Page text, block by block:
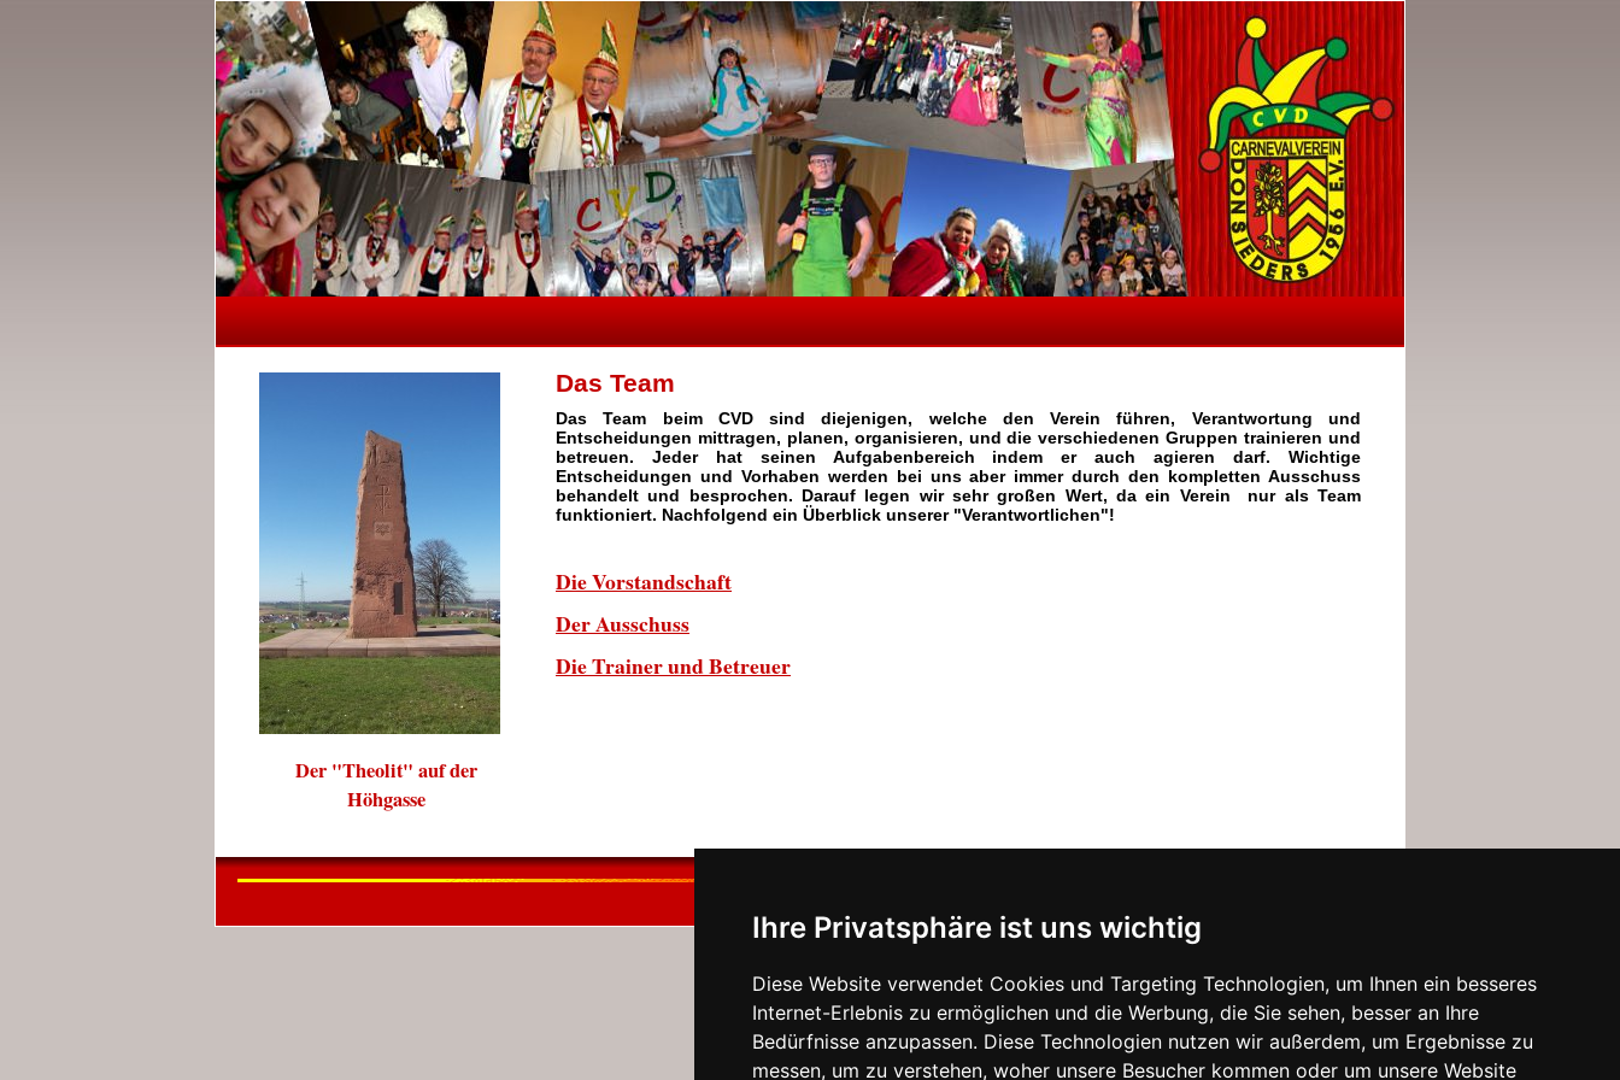
Ihre Privatsphäre ist uns wichtig
Diese Website verwendet Cookies und Targeting Technologien, um Ihnen ein besseres
Internet-Erlebnis zu ermöglichen und die Werbung, die Sie sehen, besser an Ihre
Bedürfnisse anzupassen. Diese Technologien nutzen wir außerdem, um Ergebnisse zu
messen, um zu verstehen, woher unsere Besucher kommen oder um unsere Website
Das Team
Das Team beim CVD sind diejenigen, welche den Verein führen, Verantwortung und
Entscheidungen mittragen, planen, organisieren, und die verschiedenen Gruppen trainieren und
betreuen. Jeder hat seinen Aufgabenbereich indem er auch agieren darf. Wichtige
Entscheidungen und Vorhaben werden bei uns aber immer durch den kompletten Ausschuss
behandelt und besprochen. Darauf legen wir sehr großen Wert, da ein Verein nur als Team
funktioniert. Nachfolgend ein Überblick unserer "Verantwortlichen"!
Die Vorstandschaft
Der Ausschuss
Die Trainer und Betreuer
Der "Theolit" auf der
Höhgasse